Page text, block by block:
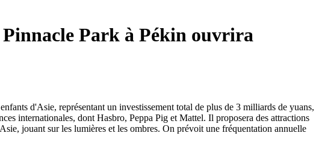
Park à Pékin ouvrira
d'Asie, représentant un investissement total de plus de 3 milliards de yuans,
internationales, dont Hasbro, Peppa Pig et Mattel. Il proposera des attractions
jouant sur les lumières et les ombres. On prévoit une fréquentation annuelle